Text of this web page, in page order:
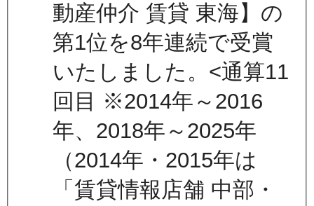
動産仲介 賃貸 東海】の
第1位を8年連続で受賞
いたしました。<通算11
回目 ※2014年～2016
年、2018年～2025年
（2014年・2015年は
「賃貸情報店舗 中部・